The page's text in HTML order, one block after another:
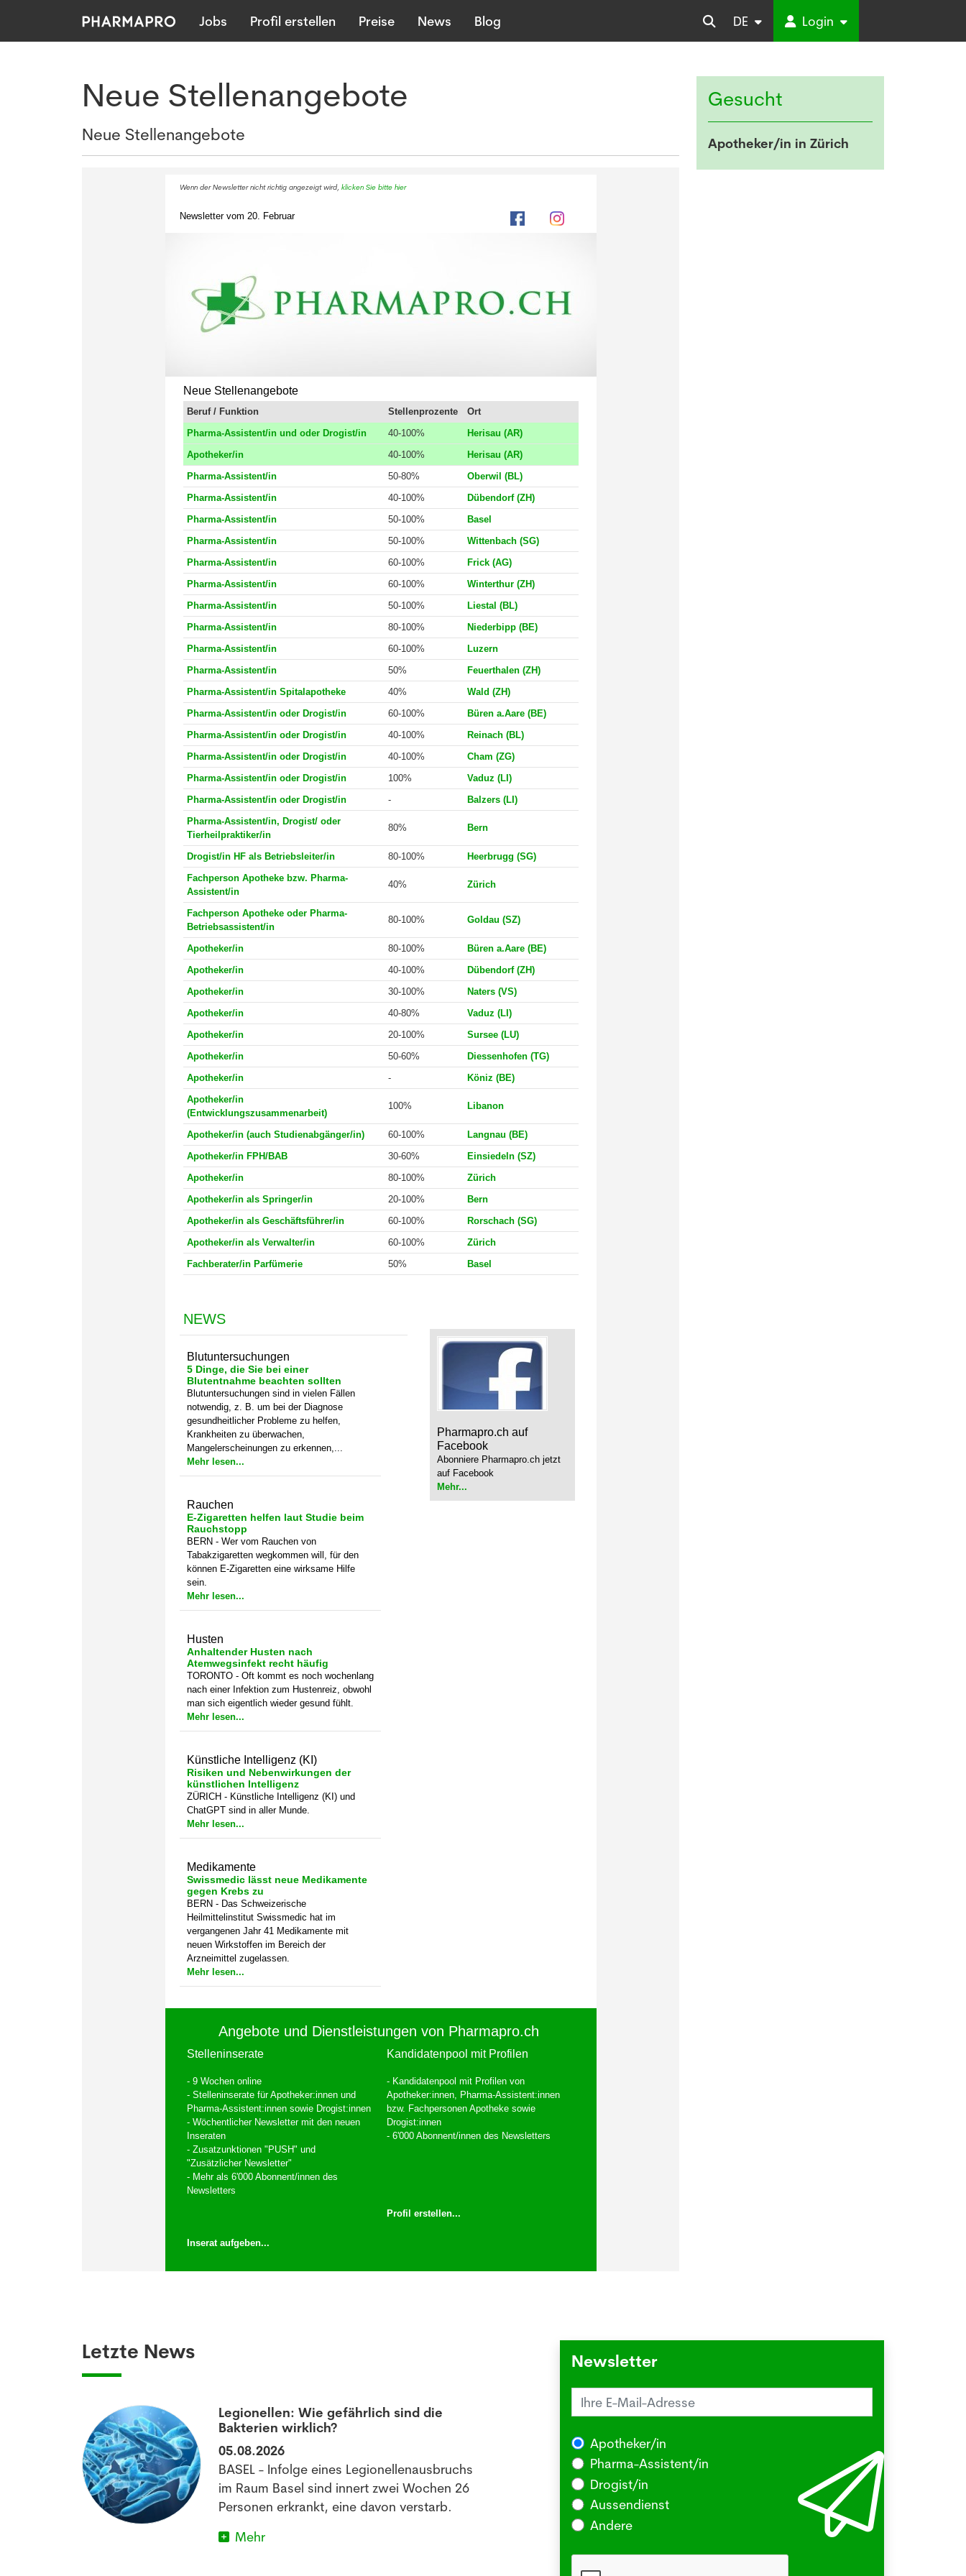
Jobs Profil erstellen Preise News Blog DE Login
Neue Stellenangebote
Neue Stellenangebote
Wenn der Newsletter nicht richtig angezeigt wird, klicken Sie bitte hier
Newsletter vom 20. Februar
Neue Stellenangebote
Beruf / Funktion Stellenprozente
Ort
Pharma-Assistent/in und oder Drogist/in
40-100%
Herisau (AR)
Apotheker/in
40-100%
Herisau (AR)
Pharma-Assistent/in
50-80%
Oberwil (BL)
Pharma-Assistent/in
40-100%
Dübendorf (ZH)
Pharma-Assistent/in
50-100%
Basel
Pharma-Assistent/in
50-100%
Wittenbach (SG)
Pharma-Assistent/in
60-100%
Frick (AG)
Pharma-Assistent/in
60-100%
Winterthur (ZH)
Pharma-Assistent/in
50-100%
Liestal (BL)
Pharma-Assistent/in
80-100%
Niederbipp (BE)
Pharma-Assistent/in
60-100%
Luzern
Pharma-Assistent/in
50%
Feuerthalen (ZH)
Pharma-Assistent/in Spitalapotheke
40%
Wald (ZH)
Pharma-Assistent/in oder Drogist/in
60-100%
Büren a.Aare (BE)
Pharma-Assistent/in oder Drogist/in
40-100%
Reinach (BL)
Pharma-Assistent/in oder Drogist/in
40-100%
Cham (ZG)
Pharma-Assistent/in oder Drogist/in
100%
Vaduz (LI)
Pharma-Assistent/in oder Drogist/in
-
Balzers (LI)
Pharma-Assistent/in, Drogist/ oder
Tierheilpraktiker/in
80% Bern
Drogist/in HF als Betriebsleiter/in 80-100%
Heerbrugg (SG)
Fachperson Apotheke bzw. Pharma-
Assistent/in
40% Zürich
Fachperson Apotheke oder Pharma-
Betriebsassistent/in
80-100% Goldau (SZ)
Apotheker/in 80-100%
Büren a.Aare (BE)
Apotheker/in
40-100%
Dübendorf (ZH)
Apotheker/in
30-100%
Naters (VS)
Apotheker/in
40-80%
Vaduz (LI)
Apotheker/in
20-100%
Sursee (LU)
Apotheker/in
50-60%
Diessenhofen (TG)
Apotheker/in
-
Köniz (BE)
Apotheker/in
(Entwicklungszusammenarbeit)
100% Libanon
Apotheker/in (auch Studienabgänger/in) 60-100%
Langnau (BE)
Apotheker/in FPH/BAB
30-60%
Einsiedeln (SZ)
Apotheker/in
80-100%
Zürich
Apotheker/in als Springer/in
20-100%
Bern
Apotheker/in als Geschäftsführer/in
60-100%
Rorschach (SG)
Apotheker/in als Verwalter/in
60-100%
Zürich
Fachberater/in Parfümerie
50% Basel
NEWS
Blutuntersuchungen
5 Dinge, die Sie bei einer
Blutentnahme beachten sollten
Blutuntersuchungen sind in vielen Fällen
notwendig, z. B. um bei der Diagnose
gesundheitlicher Probleme zu helfen,
Krankheiten zu überwachen,
Mangelerscheinungen zu erkennen,...
Mehr lesen...
Rauchen
E-Zigaretten helfen laut Studie beim
Rauchstopp
BERN - Wer vom Rauchen von
Tabakzigaretten wegkommen will, für den
können E-Zigaretten eine wirksame Hilfe
sein.
Mehr lesen...
Husten
Anhaltender Husten nach
Atemwegsinfekt recht häufig
TORONTO - Oft kommt es noch wochenlang
nach einer Infektion zum Hustenreiz, obwohl
man sich eigentlich wieder gesund fühlt.
Mehr lesen...
Künstliche Intelligenz (KI)
Risiken und Nebenwirkungen der
künstlichen Intelligenz
ZÜRICH - Künstliche Intelligenz (KI) und
ChatGPT sind in aller Munde.
Mehr lesen...
Medikamente
Swissmedic lässt neue Medikamente
gegen Krebs zu
BERN - Das Schweizerische
Heilmittelinstitut Swissmedic hat im
vergangenen Jahr 41 Medikamente mit
neuen Wirkstoffen im Bereich der
Arzneimittel zugelassen.
Mehr lesen...
Pharmapro.ch auf
Facebook
Abonniere Pharmapro.ch jetzt
auf Facebook
Mehr...
Angebote und Dienstleistungen von Pharmapro.ch
Stelleninserate
- 9 Wochen online
- Stelleninserate für Apotheker:innen und
Pharma-Assistent:innen sowie Drogist:innen
- Wöchentlicher Newsletter mit den neuen
Inseraten
- Zusatzunktionen "PUSH" und
"Zusätzlicher Newsletter"
- Mehr als 6'000 Abonnent/innen des
Newsletters
Inserat aufgeben...
Kandidatenpool mit Profilen
- Kandidatenpool mit Profilen von
Apotheker:innen, Pharma-Assistent:innen
bzw. Fachpersonen Apotheke sowie
Drogist:innen
- 6'000 Abonnent/innen des Newsletters
Profil erstellen...
Gesucht
Apotheker/in in Zürich
Letzte News
Legionellen: Wie gefährlich sind die
Bakterien wirklich?
05.08.2026
BASEL - Infolge eines Legionellenausbruchs
im Raum Basel sind innert zwei Wochen 26
Personen erkrankt, eine davon verstarb.
Mehr
Juckreiz im Sommer? Schuld sein könnte
03.08.2026
BERLIN - Viele kleine Tierchen sind in den
Sommermonaten unterwegs, die stechen
oder beissen.
Newsletter
Apotheker/in
Pharma-Assistent/in
Drogist/in
Aussendienst
Andere
NEWSLETTER
Melde dich kostenlos für unseren Newsletter an und
erhalte einmal pro Woche die neusten Stellenangebote
und News aus der Welt der Pharmazie und Medizin.